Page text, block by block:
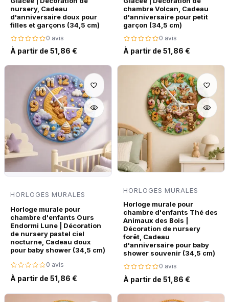
nursery, Cadeau
d'anniversaire doux pour
filles et garçons (34,5 cm)
0 avis
À partir de 51,86 €
chambre Volcan, Cadeau
d'anniversaire pour petit
garçon (34,5 cm)
0 avis
À partir de 51,86 €
HORLOGES MURALES
Horloge murale pour
chambre d'enfants Ours
Endormi Lune | Décoration
de nursery pastel ciel
nocturne, Cadeau doux
pour baby shower (34,5 cm)
0 avis
À partir de 51,86 €
HORLOGES MURALES
Horloge murale pour
chambre d'enfants Thé des
Animaux des Bois |
Décoration de nursery
forêt, Cadeau
d'anniversaire pour baby
shower souvenir (34,5 cm)
0 avis
À partir de 51,86 €